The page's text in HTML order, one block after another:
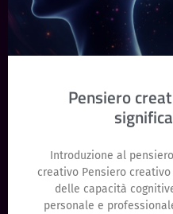
Pensiero
Introduzione al
creativo Pensiero
delle capacità
personale e